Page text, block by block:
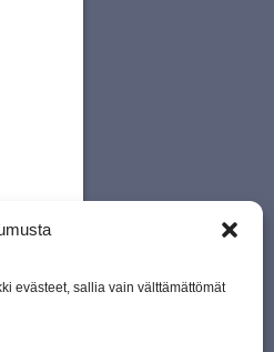
evästeet, sallia vain välttämättömät